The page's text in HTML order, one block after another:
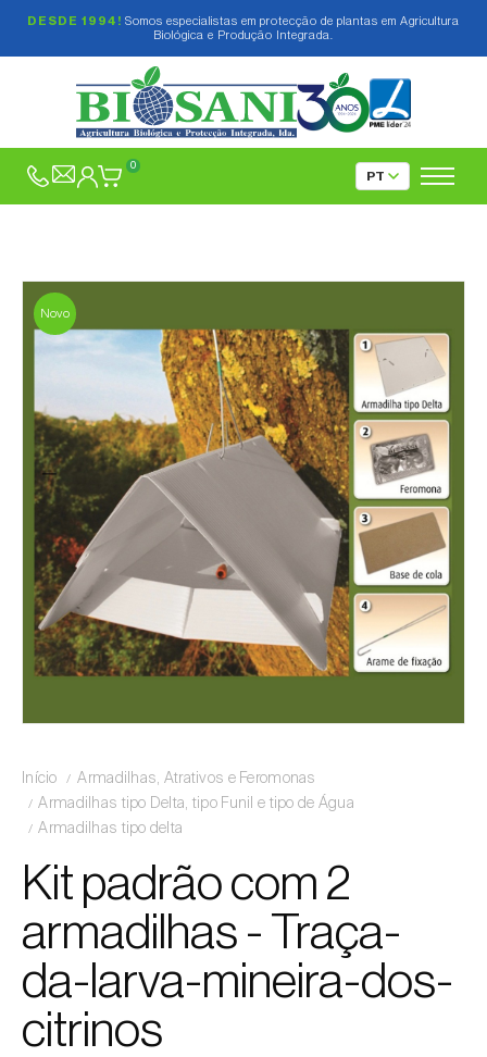
DESDE 1994! Somos especialistas em protecção de plantas em Agricultura
Biológica e Produção Integrada.
0
Novo
Início
Armadilhas, Atrativos e Feromonas
Armadilhas tipo Delta, tipo Funil e tipo de Água
Armadilhas tipo delta
Kit padrão com 2
armadilhas - Traça-
da-larva-mineira-dos-
citrinos